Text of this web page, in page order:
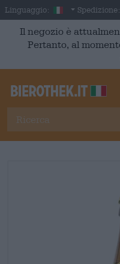
Skip to main content
Linguaggio: Italian
Spedizione:
Il negozio è
Pertanto, al